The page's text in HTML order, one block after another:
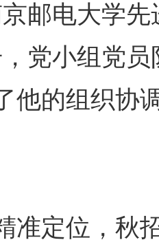
邮电大学
党小组党
他的组织协
准定位，秋